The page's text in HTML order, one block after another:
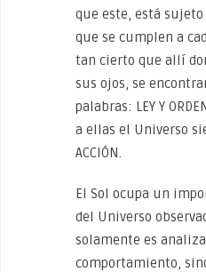
que este, está
que se cumplen a
tan cierto que allí
sus ojos, se
palabras: LEY Y
a ellas el Universo
ACCIÓN.
El Sol ocupa un
del Universo
solamente es
comportamiento,